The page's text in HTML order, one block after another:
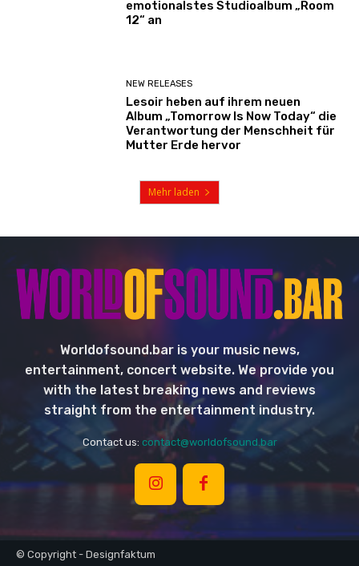
emotionalstes Studioalbum „Room
12“ an
NEW RELEASES
Lesoir heben auf ihrem neuen
Album „Tomorrow Is Now Today“ die
Verantwortung der Menschheit für
Mutter Erde hervor
Mehr laden
Worldofsound.bar is your music news,
entertainment, concert website. We provide you
with the latest breaking news and reviews
straight from the entertainment industry.
Contact us: contact@worldofsound.bar
© Copyright - Designfaktum